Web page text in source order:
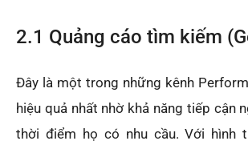
2.1 Quảng cáo tìm kiếm
Đây là một trong những kênh
hiệu quả nhất nhờ khả năng tiếp cận
thời điểm họ có nhu cầu. Với hình